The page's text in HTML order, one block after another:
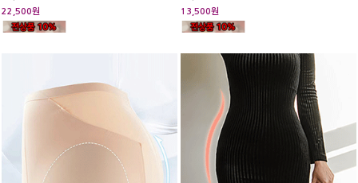
22,500원
13,500원